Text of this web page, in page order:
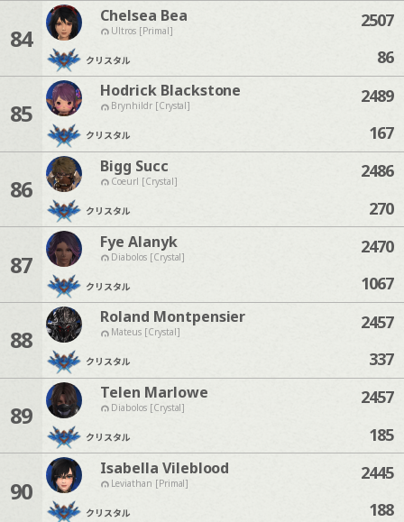
84
Chelsea Bea
Ultros [Primal]
クリスタル
2507
86
85
Hodrick Blackstone
Brynhildr [Crystal]
クリスタル
2489
167
86
Bigg Succ
Coeurl [Crystal]
クリスタル
2486
270
87
Fye Alanyk
Diabolos [Crystal]
クリスタル
2470
1067
88
Roland Montpensier
Mateus [Crystal]
クリスタル
2457
337
89
Telen Marlowe
Diabolos [Crystal]
クリスタル
2457
185
90
Isabella Vileblood
Leviathan [Primal]
クリスタル
2445
188